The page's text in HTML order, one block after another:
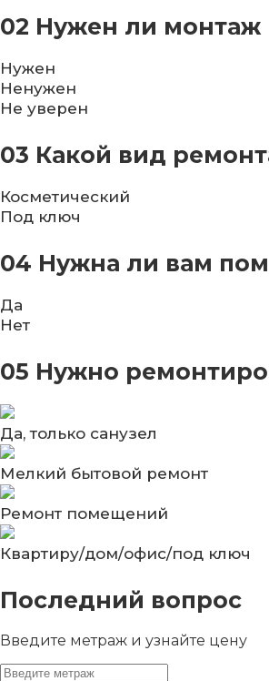
02 Нужен ли монтаж
Нужен
Ненужен
Не уверен
03 Какой вид
Косметический
Под ключ
04 Нужна ли вам
Да
Нет
05 Нужно
Да, только санузел
Мелкий бытовой ремонт
Ремонт помещений
Квартиру/дом/офис/под ключ
Последний вопрос
Введите метраж и узнайте цену